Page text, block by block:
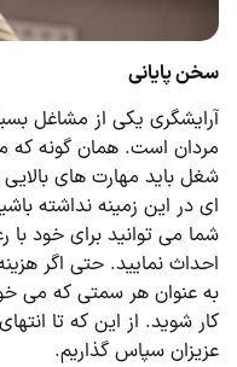
سخن پایانی
آرایشگری یکی از مشاغل
مردان است. همان گونه که
شغل باید مهارت های
ای در این زمینه نداشته
شما می توانید برای خود با
احداث نمایید. حتی اگر
به عنوان هر سمتی که می
کار شوید. از این که تا
عزیزان سپاس گذاریم.